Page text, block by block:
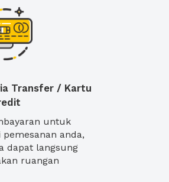
Transfer / Kartu
untuk
anda,
dapat langsung
ruangan